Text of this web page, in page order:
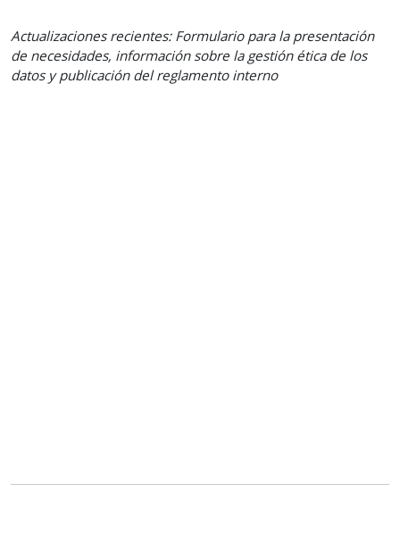
Actualizaciones recientes: Formulario para la presentación
de necesidades, información sobre la gestión ética de los
datos y publicación del reglamento interno